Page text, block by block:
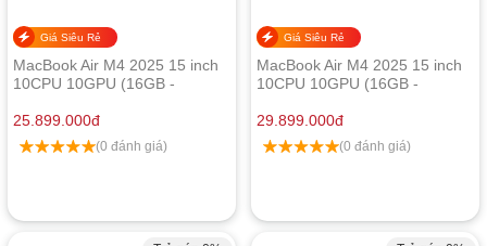
Giá Siêu Rẻ
MacBook Air M4 2025 15 inch
10CPU 10GPU (16GB -
Việt Nam
25.899.000đ
(0 đánh giá)
Giá Siêu Rẻ
MacBook Air M4 2025 15 inch
10CPU 10GPU (16GB -
Việt Nam
29.899.000đ
(0 đánh giá)